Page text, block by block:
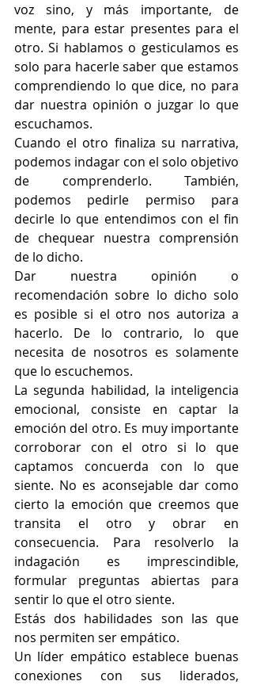
voz sino, y más importante, de
mente, para estar presentes para el
otro. Si hablamos o gesticulamos es
solo para hacerle saber que estamos
comprendiendo lo que dice, no para
dar nuestra opinión o juzgar lo que
escuchamos.
Cuando el otro finaliza su narrativa,
podemos indagar con el solo objetivo
de comprenderlo. También,
podemos pedirle permiso para
decirle lo que entendimos con el fin
de chequear nuestra comprensión
de lo dicho.
Dar nuestra opinión o
recomendación sobre lo dicho solo
es posible si el otro nos autoriza a
hacerlo. De lo contrario, lo que
necesita de nosotros es solamente
que lo escuchemos.
La segunda habilidad, la inteligencia
emocional, consiste en captar la
emoción del otro. Es muy importante
corroborar con el otro si lo que
captamos concuerda con lo que
siente. No es aconsejable dar como
cierto la emoción que creemos que
transita el otro y obrar en
consecuencia. Para resolverlo la
indagación es imprescindible,
formular preguntas abiertas para
sentir lo que el otro siente.
Estás dos habilidades son las que
nos permiten ser empático.
Un líder empático establece buenas
conexiones con sus liderados,